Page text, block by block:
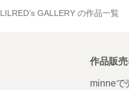
LILRED’s GALLERY の作品一覧
作品販
minneで